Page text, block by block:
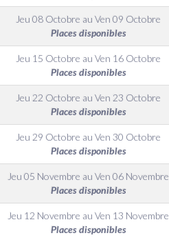
Jeu 08 Octobre au Ven 09 Octobre
Places disponibles
Jeu 15 Octobre au Ven 16 Octobre
Places disponibles
Jeu 22 Octobre au Ven 23 Octobre
Places disponibles
Jeu 29 Octobre au Ven 30 Octobre
Places disponibles
Jeu 05 Novembre au Ven 06 Novembre
Places disponibles
Jeu 12 Novembre au Ven 13 Novembre
Places disponibles